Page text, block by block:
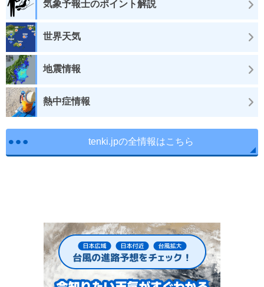
気象予報士のポイント解説
世界天気
地震情報
熱中症情報
tenki.jpの全情報はこちら